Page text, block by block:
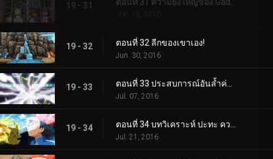
19 - 31
Jun. 16, 2016
19 - 32 ตอนที่ 32 ลีกของเขาเอง!
Jun. 30, 2016
19 - 33
Jul. 07, 2016
19 - 34
Jul. 21, 2016